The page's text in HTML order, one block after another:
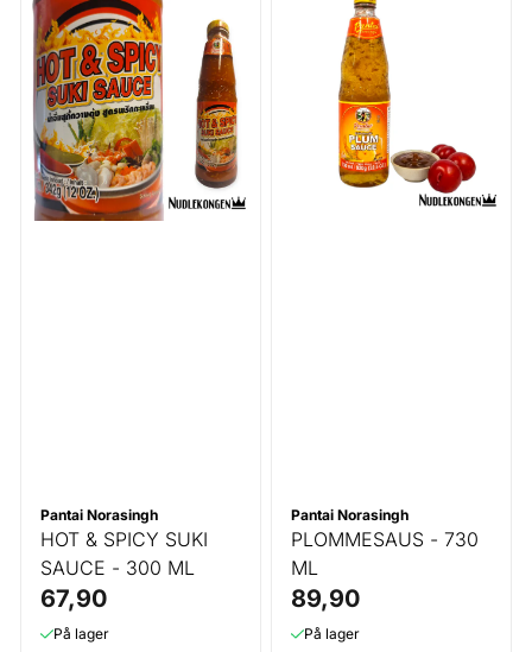
Pantai Norasingh
HOT & SPICY SUKI
SAUCE - 300 ML
67,90
På lager
Pantai Norasingh
PLOMMESAUS - 730
ML
89,90
På lager